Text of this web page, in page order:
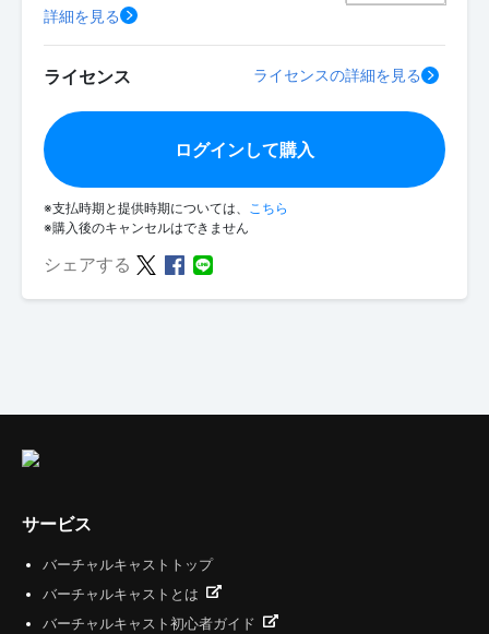
詳細を見る
ライセンス ライセンスの詳細を見る
ログインして購入
※支払時期と提供時期については、 こちら
※購入後のキャンセルはできません
シェアする
サービス
バーチャルキャストトップ
バーチャルキャストとは
バーチャルキャスト初心者ガイド